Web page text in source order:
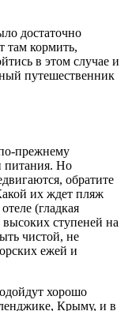
достаточно
там кормить,
в этом случае и
путешественник
прежнему
питания. Но
обратите
их ждет пляж
(гладкая
ступеней на
чистой, не
ежей и
хорошо
Крыму, и в